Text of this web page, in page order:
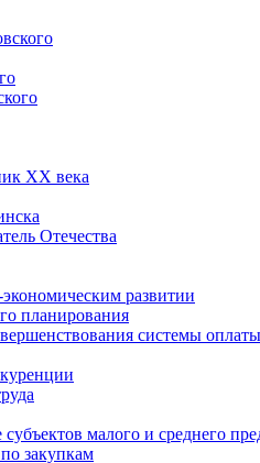
XX века
Отечества
развитии
планирования
системы
малого и среднего
закупкам